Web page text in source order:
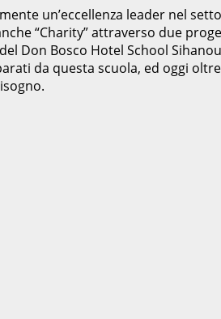
un’eccellenza leader nel
“Charity” attraverso due
Don Bosco Hotel School
da questa scuola, ed oggi